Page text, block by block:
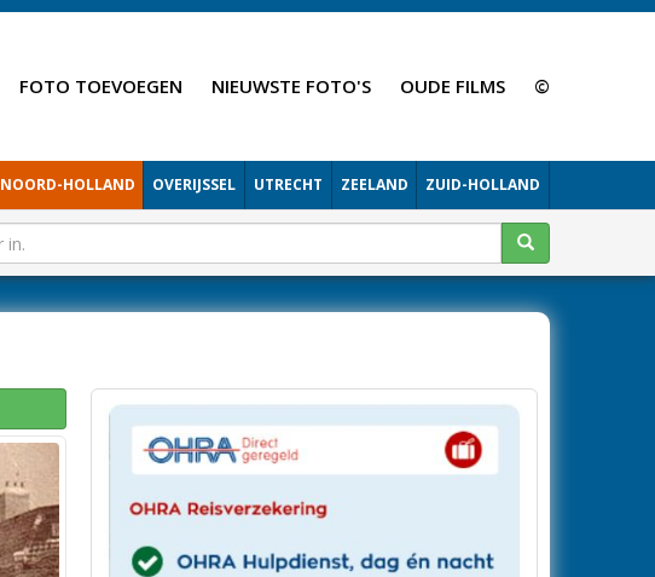
FOTO TOEVOEGEN NIEUWSTE FOTO'S OUDE FILMS ©
NOORD-HOLLAND OVERIJSSEL UTRECHT ZEELAND ZUID-HOLLAND